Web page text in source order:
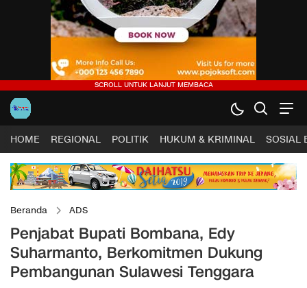
HOME REGIONAL POLITIK HUKUM & KRIMINAL SOSIAL
Beranda ADS
Penjabat Bupati Bombana, Edy
Suharmanto, Berkomitmen Dukung
Pembangunan Sulawesi Tenggara